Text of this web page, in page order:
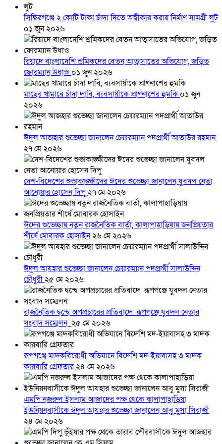
সিদ্ধিরগঞ্জে ২ কোটি টাকা চাঁদা দিতে অস্বীকার করায় নির্মাণ সামগ্রী লুট
০১ জুন ২০২৬
রিয়াদে বাংলাদেশি শ্রমিকদের বেতন আত্মসাতের অভিযোগ, জড়িত
ফোরম্যান উধাও ০১ জুন ২০২৬
মাছের খামারে চাঁদা দাবি, ব্যবসায়ীকে প্রাণনাশের হুমকি ০১ জুন
২০২৬
ঈদুল আজহার শুভেচ্ছা জানালেন চেয়ারম্যান পদপ্রার্থী আতাউর রহমান
২৭ মে ২০২৬
দেশ-বিদেশের শুভাকাঙ্ক্ষীদের ঈদের শুভেচ্ছা জানালেন যুবদল নেতা
আনোয়ার হোসেন দিপু২৭ মে ২০২৬
ঈদের শুভেচ্ছায় নতুন রাজনৈতিক বার্তা, কালাপাহাড়িয়ায় জনপ্রিয়তার
শীর্ষে মোবারক হোসাইন২৬ মে ২০২৬
ঈদুল আযহার শুভেচ্ছা জানালেন চেয়ারম্যান পদপ্রার্থী সালাউদ্দিন
চৌধুরী২৫ মে ২০২৬
রাজনৈতিক দ্বন্দ্বে অপপ্রচারের প্রতিবাদে ‎রূপগঞ্জে যুবদল নেতার
সংবাদ সম্মেলন ‎ ২৫ মে ২০২৬
রূপগঞ্জে মাদকবিরোধী অভিযানে বিদেশি মদ-ইয়াবাসহ ৩ মাদক
কারবারি গ্রেফতার২৪ মে ২০২৬
এমপি নজরুল ইসলাম আজাদের পক্ষ থেকে কালাপাহাড়িয়া
ইউনিয়নবাসীকে ঈদুল আযহার শুভেচ্ছা জানালেন আবু মুসা সিরাজী
২৪ মে ২০২৬